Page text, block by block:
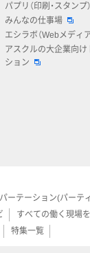
パプリ（印刷・スタンプ）
みんなの仕事場
エシラボ（Webメディア
アスクルの大企業向
ション
パーテーション(パーテ
すべての働く現場
特集一覧